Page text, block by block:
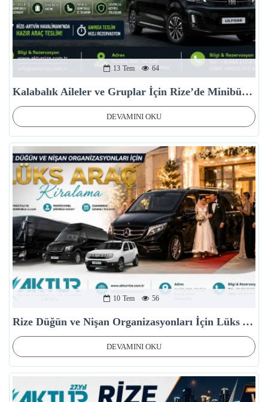
13 Tem 64
Kalabalık Aileler ve Gruplar İçin Rize’de Minibüs (8+1) Kiralama
DEVAMINI OKU
10 Tem 56
Rize Düğün ve Nişan Organizasyonları İçin Lüks Araç Kiralama
DEVAMINI OKU